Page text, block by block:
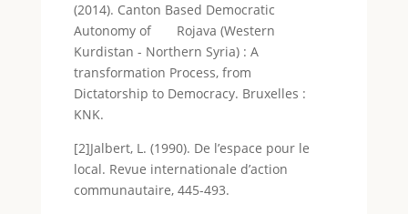
(2014). Canton Based Democratic
Autonomy of Rojava (Western
Kurdistan - Northern Syria) : A
transformation Process, from
Dictatorship to Democracy. Bruxelles :
KNK.
[2]Jalbert, L. (1990). De l’espace pour le
local. Revue internationale d’action
communautaire, 445-493.